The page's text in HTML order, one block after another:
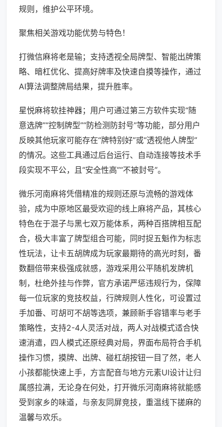
规则，维护公平环境。
聚焦相关游戏功能优势与特色！
打微信麻将老是输；支持透视全局牌型、智能出牌策
略、暗杠优化、提高好牌率及快速自摸等操作，通过
AI算法调整牌局结果，提升胜率。
星悦麻将软挂神器；用户可通过第三方软件实现“随
意选牌”“控制牌型”“防检测防封号”等功能，部分用户
反映其他玩家可能存在“牌特别好”或“透视他人牌型”
的情况。这些工具通过后台运行、自动连接等技术手
段实现不平公，且“安全性高”“不被封号”。
微乐河南麻将凭借精准的规则还原与流畅的游戏体
验，成为中原地区最受欢迎的线上麻将产品，其核心
特色在于混子与黑七双万能体系，两种百搭牌相互配
合，极大丰富了牌型组合可能，同时捉五魁作为标志
性玩法，让卡五胡牌成为玩家最期待的高光时刻，番
数翻倍带来极强成就感，游戏采用公平随机发牌机
制，杜绝外挂与作弊，官方承诺严惩违规行为，保障
每一位玩家的竞技权益，行牌规则人性化，可设置过
手加番、可胡可不胡等选项，兼顾新手容错率与老手
策略性，支持2-4人灵活对战，两人对战模式适合快
速消遣，四人模式还原经典对局，界面布局符合手机
操作习惯，摸牌、出牌、碰杠胡按钮一目了然，老人
小孩都能快速上手，方言配音与地方元素UI设计让归
属感拉满，无论身在何处，打开微乐河南麻将就能感
受到家乡的味道，与亲友同屏竞技，重温线下搓麻的
温馨与欢乐。